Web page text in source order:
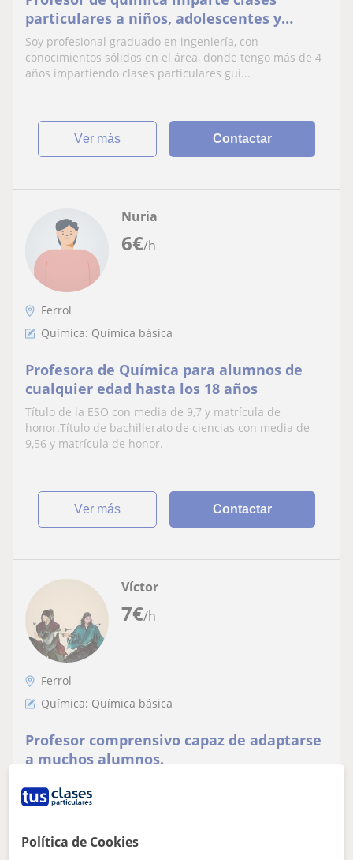
particulares a niños, adolescentes y
adultos de cualquier nivel educativo
Soy profesional graduado en ingeniería, con
conocimientos sólidos en el área, donde tengo más de 4
años impartiendo clases particulares gui...
ver más Contactar
6€/h
Nuria
Ferrol
Química: Química básica
Profesora de Química para alumnos de
cualquier edad hasta los 18 años
Título de la ESO con media de 9,7 y matrícula de
honor.Título de bachillerato de ciencias con media de
9,56 y matrícula de honor.
ver más Contactar
7€/h
Víctor
Ferrol
Química: Química básica
Profesor comprensivo capaz de adaptarse
a muchos alumnos.
enseñar a un nivel alto. Cada uno de estos puntos ha
Política de Cookies